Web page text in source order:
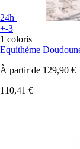
24h
+-3
1 coloris
Equithème
À partir de 129,90 €
110,41 €